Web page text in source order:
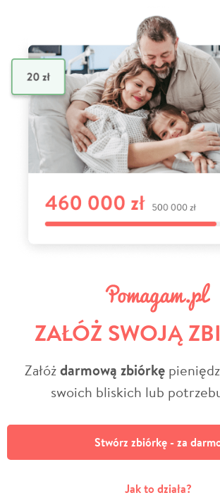
ZAŁÓŻ SWOJĄ
Załóżdarmową zbiórkę
swoich bliskich lub
Stwórz zbiórkę - za
Jak to działa?